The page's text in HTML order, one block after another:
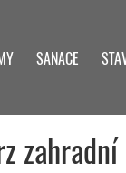
SANACE